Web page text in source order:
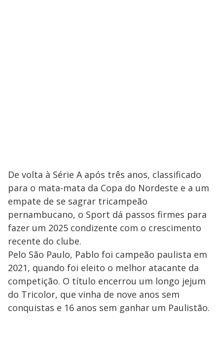
De volta à Série A após três anos, classificado
para o mata-mata da Copa do Nordeste e a um
empate de se sagrar tricampeão
pernambucano, o Sport dá passos firmes para
fazer um 2025 condizente com o crescimento
recente do clube.
Pelo São Paulo, Pablo foi campeão paulista em
2021, quando foi eleito o melhor atacante da
competição. O título encerrou um longo jejum
do Tricolor, que vinha de nove anos sem
conquistas e 16 anos sem ganhar um Paulistão.